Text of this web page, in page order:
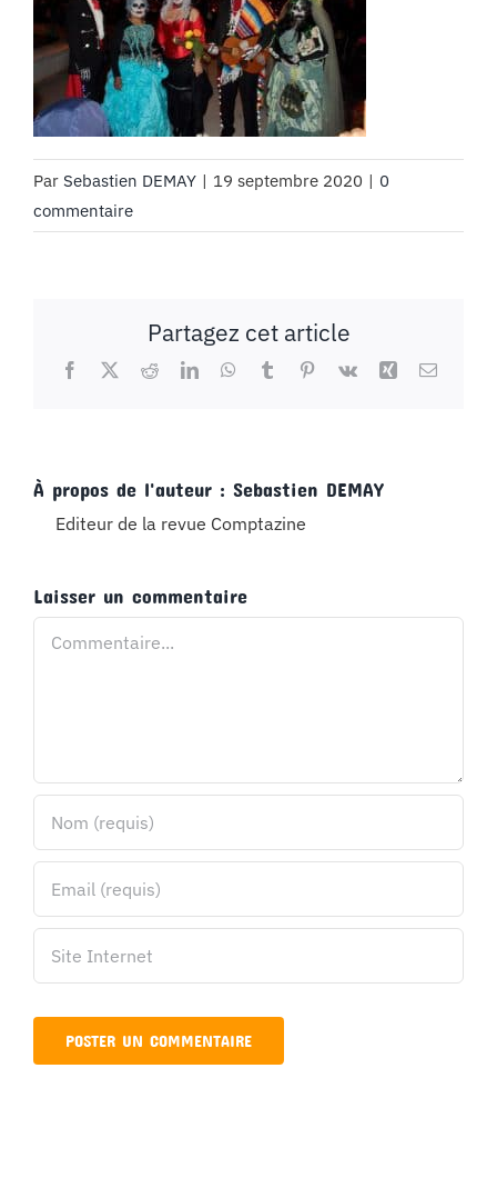
Par Sebastien DEMAY | 19 septembre 2020 | 0
commentaire
Partagez cet article
Facebook
X RedditLinkedInWhatsApp
TumblrPinterest
Vk Xing Email
À propos de l'auteur : Sebastien DEMAY
Editeur de la revue Comptazine
Laisser un commentaire
Commentaire